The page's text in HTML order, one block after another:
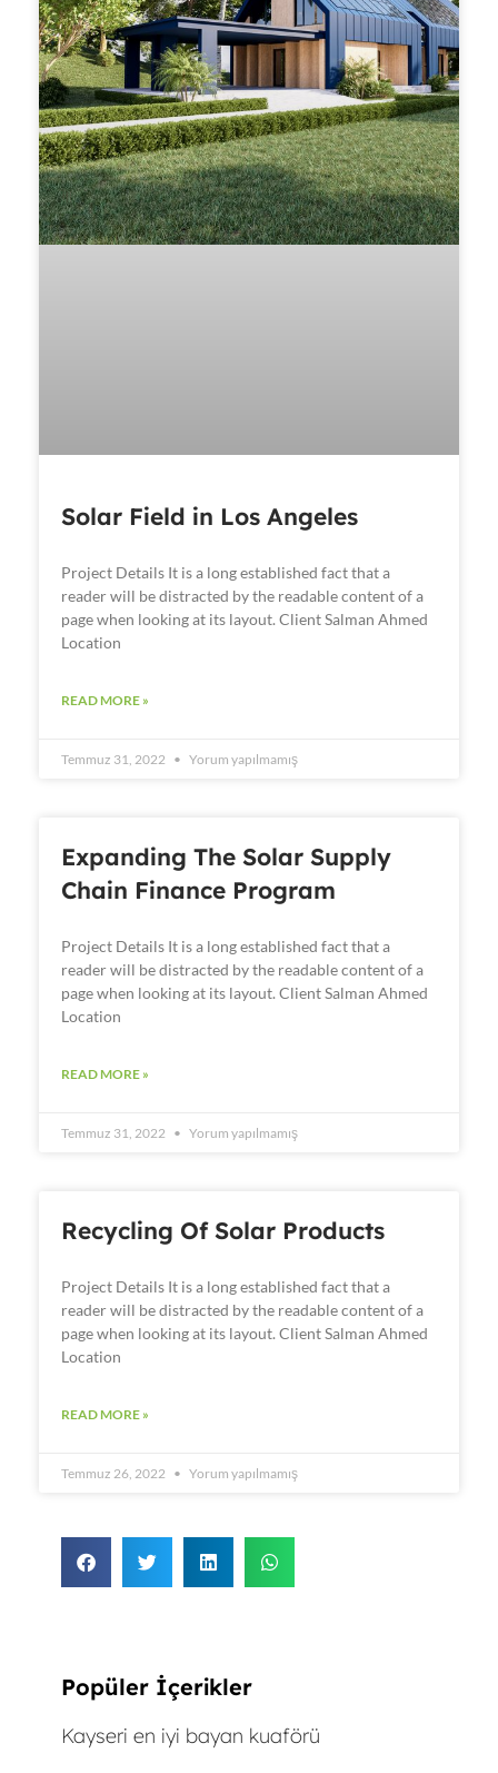
Solar Field in Los Angeles
Project Details It is a long established fact that a
reader will be distracted by the readable content of a
page when looking at its layout. Client Salman Ahmed
Location
READ MORE »
Temmuz 31, 2022 Yorum yapılmamış
Expanding The Solar Supply
Chain Finance Program
Project Details It is a long established fact that a
reader will be distracted by the readable content of a
page when looking at its layout. Client Salman Ahmed
Location
READ MORE »
Temmuz 31, 2022 Yorum yapılmamış
Recycling Of Solar Products
Project Details It is a long established fact that a
reader will be distracted by the readable content of a
page when looking at its layout. Client Salman Ahmed
Location
READ MORE »
Temmuz 26, 2022 Yorum yapılmamış
Popüler İçerikler
Kayseri en iyi bayan kuaförü